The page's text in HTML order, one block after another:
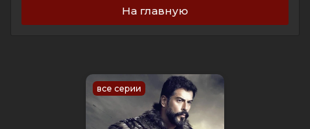
На главную
все серии